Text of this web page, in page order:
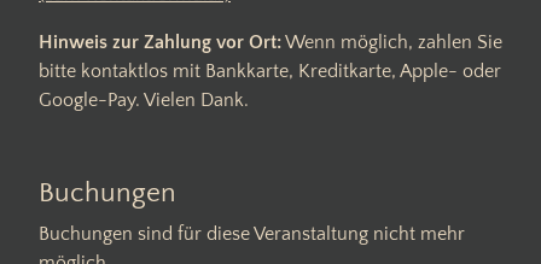
Hinweis zur Zahlung vor Ort:Wenn möglich, zahlen Sie
bitte kontaktlos mit Bankkarte, Kreditkarte, Apple- oder
Google-Pay. Vielen Dank.
Buchungen
Buchungen sind für diese Veranstaltung nicht mehr